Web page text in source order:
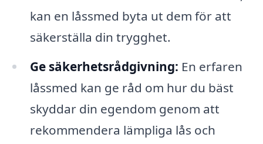
kan en låssmed byta ut dem för att
säkerställa din trygghet.
Ge säkerhetsrådgivning: En erfaren
låssmed kan ge råd om hur du bäst
skyddar din egendom genom att
rekommendera lämpliga lås och